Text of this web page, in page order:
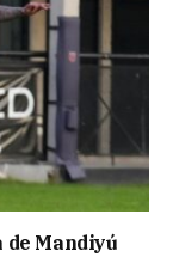
Mandiyú